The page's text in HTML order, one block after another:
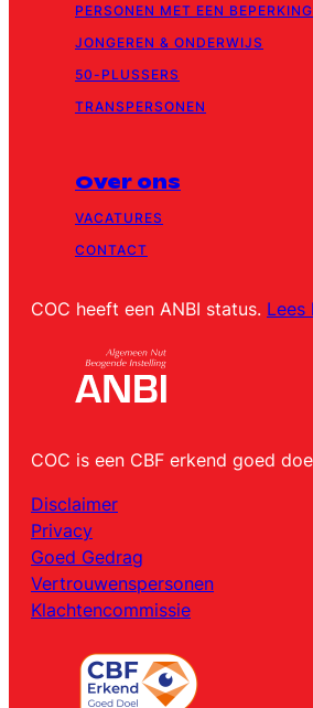
PERSONEN MET EEN BEPERKING
JONGEREN & ONDERWIJS
50-PLUSSERS
TRANSPERSONEN
Over ons
VACATURES
CONTACT
COC heeft een ANBI status. Lees
COC is een CBF erkend goed
Disclaimer
Privacy
Goed Gedrag
Vertrouwenspersonen
Klachtencommissie